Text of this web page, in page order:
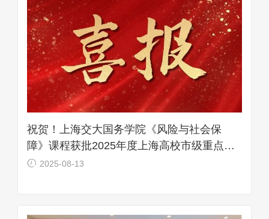
祝贺！上海交大国务学院《风险与社会保
障》课程获批2025年度上海高校市级重点课
程立项
2025-08-13